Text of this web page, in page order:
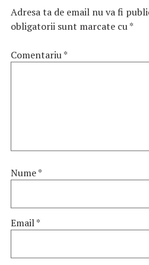
Adresa ta de email nu va fi
obligatorii sunt marcate cu*
Comentariu*
Nume*
Email*